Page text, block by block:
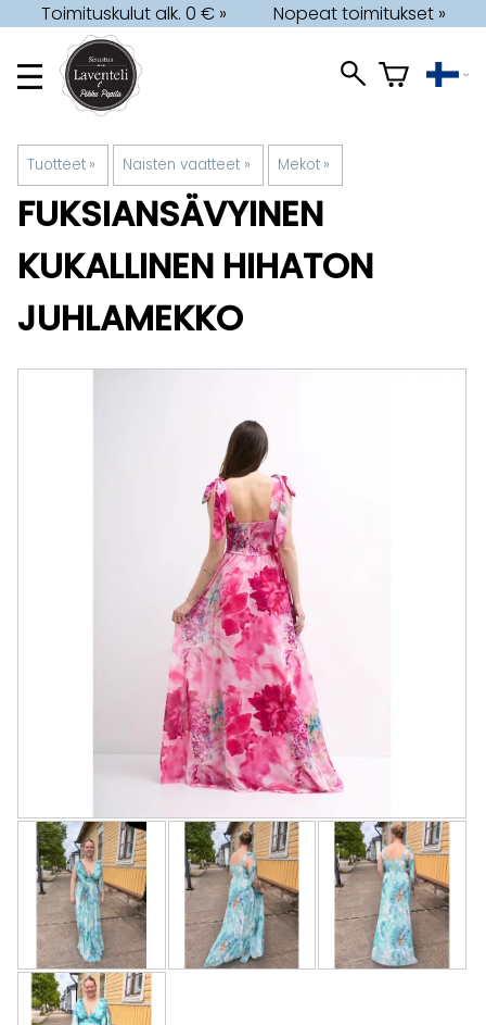
Toimituskulut alk. 0 € » Nopeat toimitukset »
Tuotteet ‪» Naisten vaatteet ‪» Mekot ‪»
FUKSIANSÄVYINEN
KUKALLINEN HIHATON
JUHLAMEKKO